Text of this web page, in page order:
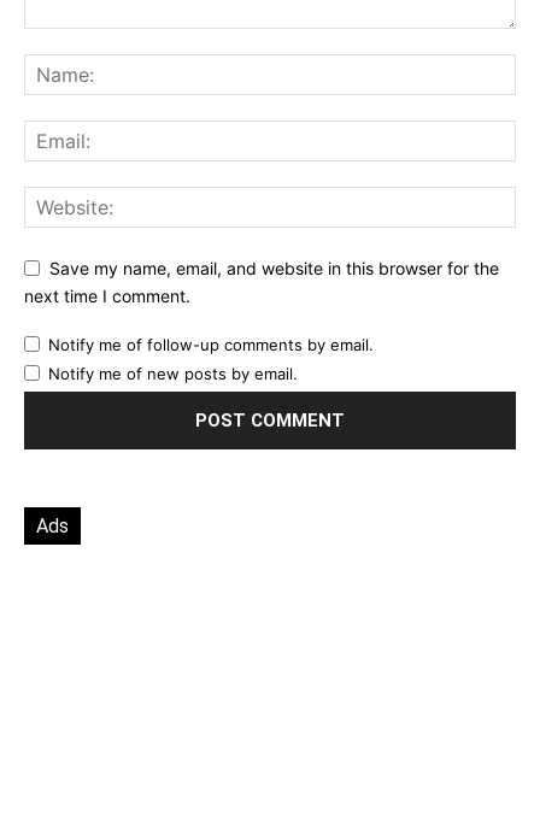
Save my name, email, and website in this browser for the
next time I comment.
Notify me of follow-up comments by email.
Notify me of new posts by email.
Ads